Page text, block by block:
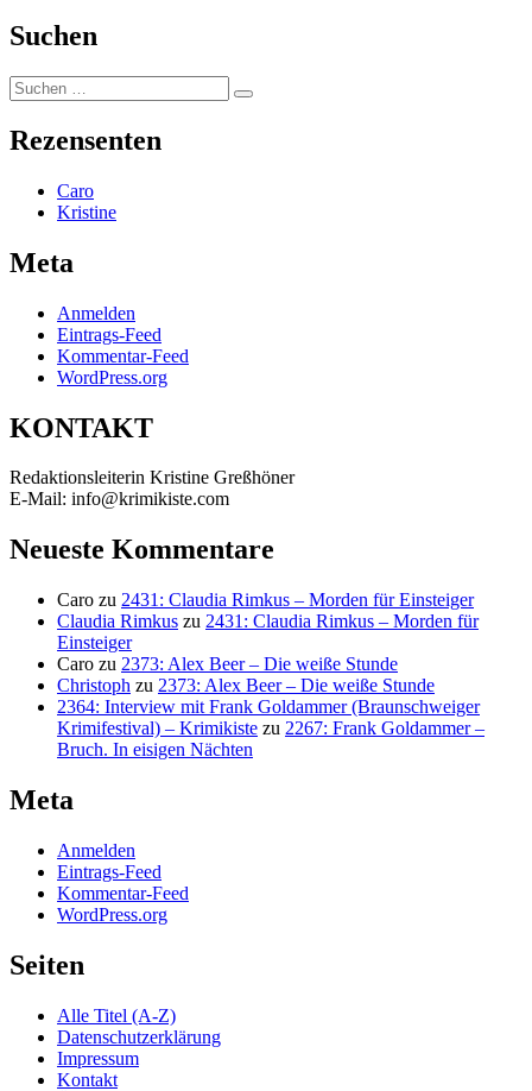
Suchen
Suchen
nach:
Suchen
Rezensenten
Caro
Kristine
Meta
Anmelden
Eintrags-Feed
Kommentar-Feed
WordPress.org
KONTAKT
Redaktionsleiterin Kristine Greßhöner
E-Mail: info@krimikiste.com
Neueste Kommentare
Caro zu 2431: Claudia Rimkus – Morden für Einsteiger
Claudia Rimkus zu 2431: Claudia Rimkus – Morden für
Einsteiger
Caro zu 2373: Alex Beer – Die weiße Stunde
Christoph zu 2373: Alex Beer – Die weiße Stunde
2364: Interview mit Frank Goldammer (Braunschweiger
Krimifestival) – Krimikiste zu 2267: Frank Goldammer –
Bruch. In eisigen Nächten
Meta
Anmelden
Eintrags-Feed
Kommentar-Feed
WordPress.org
Seiten
Alle Titel (A-Z)
Datenschutzerklärung
Impressum
Kontakt